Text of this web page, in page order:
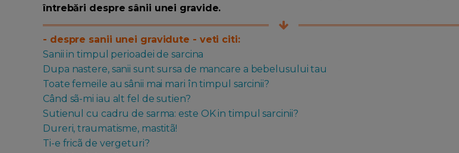
întrebări despre sânii unei gravide.
- despre sanii unei gravidute - veti citi:
Sanii in timpul perioadei de sarcina
Dupa nastere, sanii sunt sursa de mancare a bebelusului tau
Toate femeile au sânii mai mari în timpul sarcinii?
Când sã-mi iau alt fel de sutien?
Sutienul cu cadru de sarma: este OK in timpul sarcinii?
Dureri, traumatisme, mastitã!
Ti-e fricã de vergeturi?